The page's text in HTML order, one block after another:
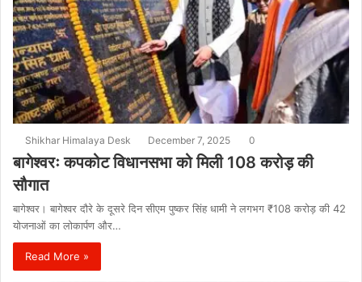
Shikhar Himalaya Desk December 7, 2025 0
बागेश्वरः कपकोट विधानसभा को मिली 108 करोड़ की
सौगात
बागेश्वर। बागेश्वर दौरे के दूसरे दिन सीएम पुष्कर सिंह धामी ने लगभग ₹108 करोड़ की 42
योजनाओं का लोकार्पण और…
Read More »